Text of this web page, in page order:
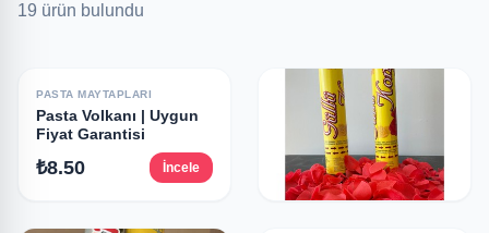
19 ürün bulundu
PASTA MAYTAPLARI
Pasta Volkanı | Uygun
Fiyat Garantisi
₺8.50 İncele